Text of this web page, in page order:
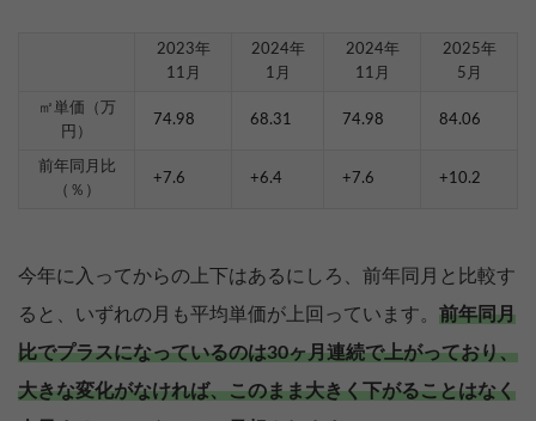
2023年
11月
2024年
1月
2024年
11月
2025年
5月
㎡単価（万
円）
74.98 68.31 74.98 84.06
前年同月比
（％）
+7.6 +6.4 +7.6 +10.2
今年に入ってからの上下はあるにしろ、前年同月と比較す
ると、いずれの月も平均単価が上回っています。 前年同月
比でプラスになっているのは30ヶ月連続で上がっており、
大きな変化がなければ、このまま大きく下がることはなく